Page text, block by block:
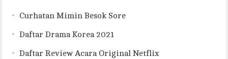
Curhatan Mimin Besok Sore
Daftar Drama Korea 2021
Daftar Review Acara Original Netflix